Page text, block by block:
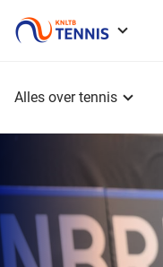
Alles over tennis